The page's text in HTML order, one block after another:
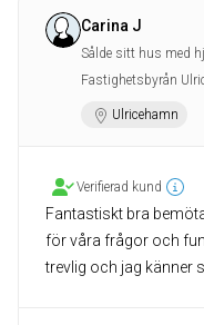
Carina J
Sålde sitt hus med
Fastighetsbyrån
Ulricehamn
Verifierad kund
Fantastiskt bra
för våra frågor och
trevlig och jag känner